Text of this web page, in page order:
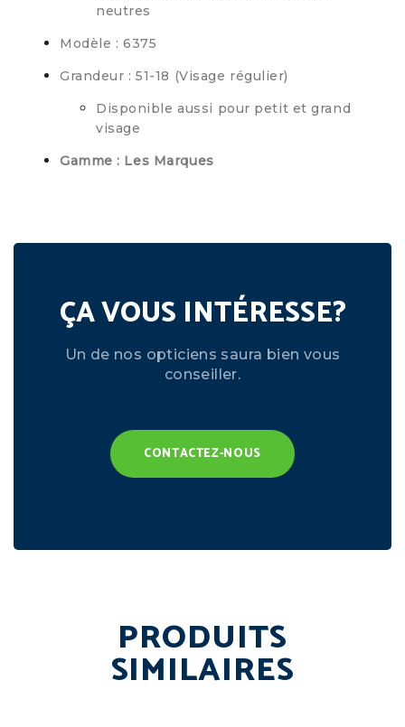
neutres
Modèle : 6375
Grandeur : 51-18 (Visage régulier)
Disponible aussi pour petit et grand
visage
Gamme : Les Marques
ÇA VOUS INTÉRESSE?
Un de nos opticiens saura bien vous
conseiller.
CONTACTEZ-NOUS
PRODUITS
SIMILAIRES